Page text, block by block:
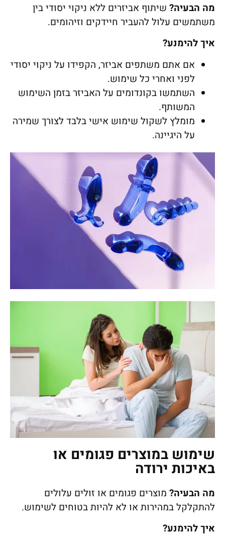
מה הבעיה? שיתוף אביזרים ללא ניקוי יסודי בין
משתמשים עלול להעביר חיידקים וזיהומים.
איך להימנע?
אם אתם משתפים אביזר, הקפידו על ניקוי יסודי
לפני ואחרי כל שימוש.
השתמשו בקונדומים על האביזר בזמן השימוש
המשותף.
מומלץ לשקול שימוש אישי בלבד לצורך שמירה
על היגיינה.
שימוש במוצרים פגומים או
באיכות ירודה
מה הבעיה? מוצרים פגומים או זולים עלולים
להתקלקל במהירות או לא להיות בטוחים לשימוש.
איך להימנע?